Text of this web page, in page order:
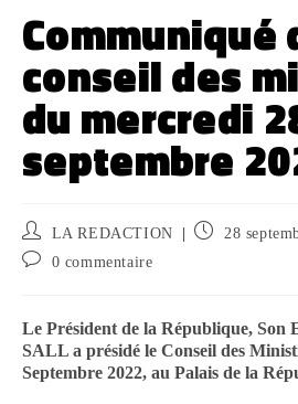
Communiqué
conseil des
du mercredi
septembre
LA REDACTION
28
0 commentaire
Le Président de la République, Son
SALL a présidé le Conseil des
Septembre 2022, au Palais de la